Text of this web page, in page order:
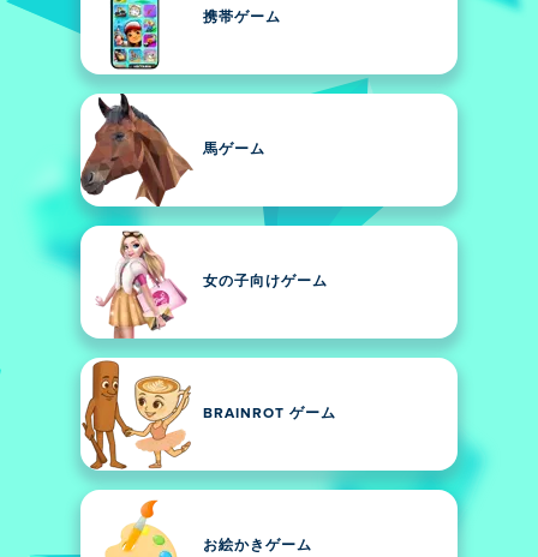
携帯ゲーム
馬ゲーム
女の子向けゲーム
BRAINROT ゲーム
お絵かきゲーム